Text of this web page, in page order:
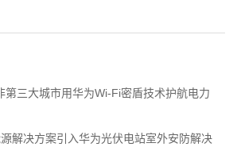
第三大城市用华为Wi-Fi密盾技术护航电力
解决方案引入华为光伏电站室外安防解决